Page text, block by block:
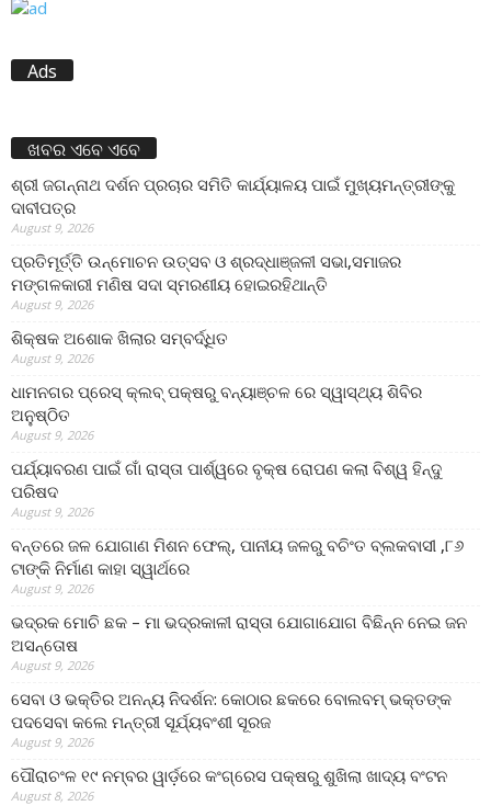
Ads
ଖବର ଏବେ ଏବେ
ଶ୍ରୀ ଜଗନ୍ନାଥ ଦର୍ଶନ ପ୍ରଚାର ସମିତି କାର୍ଯ୍ୟାଳୟ ପାଇଁ ମୁଖ୍ୟମନ୍ତ୍ରୀଙ୍କୁ
ଦାବୀପତ୍ର
August 9, 2026
ପ୍ରତିମୂର୍ତ୍ତି ଉନ୍ମୋଚନ ଉତ୍ସବ ଓ ଶ୍ରଦ୍ଧାଞ୍ଜଳୀ ସଭା,ସମାଜର
ମଙ୍ଗଳକାରୀ ମଣିଷ ସଦା ସ୍ମରଣୀୟ ହୋଇରହିଥାନ୍ତି
August 9, 2026
ଶିକ୍ଷକ ଅଶୋକ ଖିଲାର ସମ୍ବର୍ଦ୍ଧିତ
August 9, 2026
ଧାମନଗର ପ୍ରେସ୍ କ୍ଲବ୍ ପକ୍ଷରୁ ବନ୍ୟାଞ୍ଚଳ ରେ ସ୍ୱାସ୍ଥ୍ୟ ଶିବିର
ଅନୁଷ୍ଠିତ
August 9, 2026
ପର୍ଯ୍ୟାବରଣ ପାଇଁ ଗାଁ ରାସ୍ତା ପାର୍ଶ୍ୱରେ ବୃକ୍ଷ ରୋପଣ କଲା ବିଶ୍ୱ ହିନ୍ଦୁ
ପରିଷଦ
August 9, 2026
ବନ୍ତରେ ଜଳ ଯୋଗାଣ ମିଶନ ଫେଲ୍‌, ପାନୀୟ ଜଳରୁ ବଚିଂତ ବ୍ଲକବାସୀ ,୮୬
ଟାଙ୍କି ନିର୍ମାଣ କାହା ସ୍ୱାର୍ଥରେ
August 9, 2026
ଭଦ୍ରକ ମୋଚି ଛକ – ମା ଭଦ୍ରକାଳୀ ରାସ୍ତା ଯୋଗାଯୋଗ ବିଛିନ୍ନ ନେଇ ଜନ
ଅସନ୍ତୋଷ
August 9, 2026
ସେବା ଓ ଭକ୍ତିର ଅନନ୍ୟ ନିଦର୍ଶନ: କୋଠାର ଛକରେ ବୋଲବମ୍ ଭକ୍ତଙ୍କ
ପଦସେବା କଲେ ମନ୍ତ୍ରୀ ସୂର୍ଯ୍ୟବଂଶୀ ସୂରଜ
August 9, 2026
ପୌରାଚଂଳ ୧୯ ନମ୍ବର ୱାର୍ଡ଼ରେ କଂଗ୍ରେସ ପକ୍ଷରୁ ଶୁଖିଲା ଖାଦ୍ୟ ବଂଟନ
August 8, 2026